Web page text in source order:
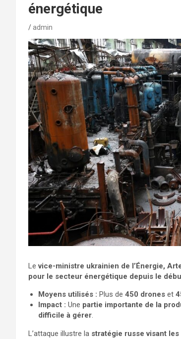
énergétique
admin
Levice-ministre ukrainien de l’Énergie,
pour le secteur énergétique depuis le
Moyens utilisés : Plus de 450 drones et
Impact : Une partie importante de la
difficile à gérer.
L’attaque illustre la stratégie russe visant